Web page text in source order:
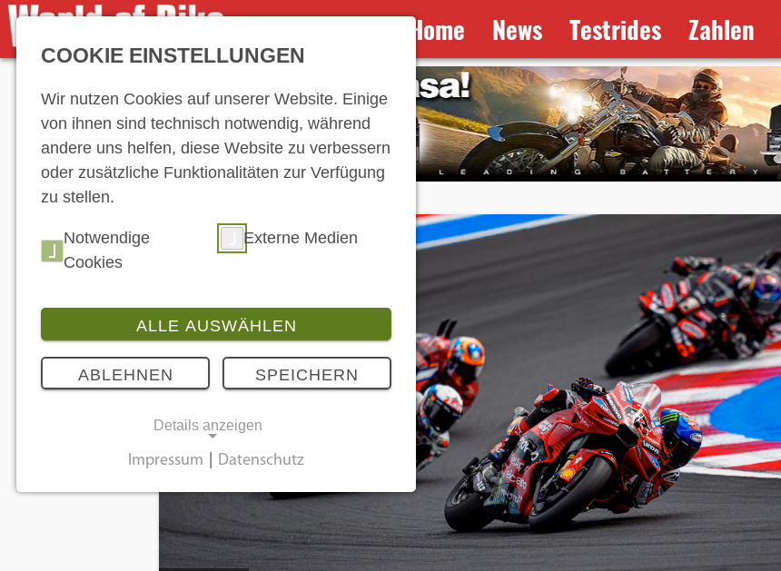
Home News Testrides Zahlen
COOKIE EINSTELLUNGEN
Wir nutzen Cookies auf unserer Website. Einige
von ihnen sind technisch notwendig, während
andere uns helfen, diese Website zu verbessern
oder zusätzliche Funktionalitäten zur Verfügung
zu stellen.
Notwendige
Cookies
Externe Medien
ALLE AUSWÄHLEN
ABLEHNEN SPEICHERN
Details anzeigen
Notwendige Cookies ermöglichen
grundlegende Funktionen und sind für die
einwandfreie Funktion der Website
Impressum Datenschutz